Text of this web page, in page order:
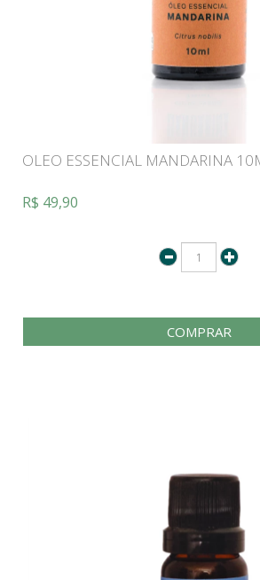
OLEO ESSENCIAL MANDARINA
R$ 49,90
COMPRAR